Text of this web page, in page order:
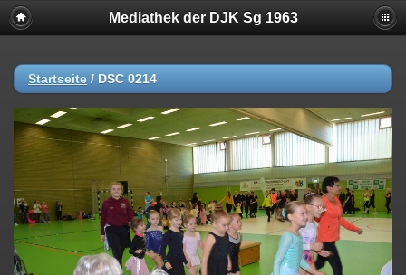
Mediathek der DJK Sg 1963
Startseite / DSC 0214